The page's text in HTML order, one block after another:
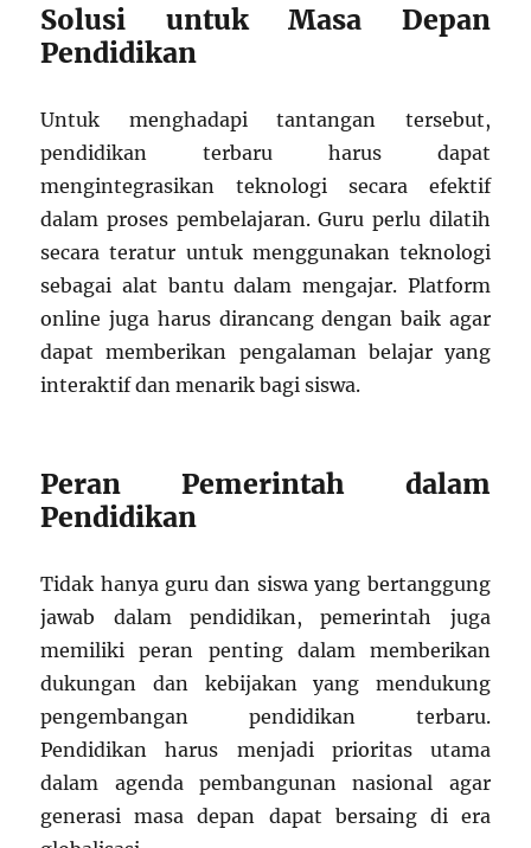
Solusi untuk Masa Depan
Pendidikan
Untuk menghadapi tantangan tersebut,
pendidikan terbaru harus dapat
mengintegrasikan teknologi secara efektif
dalam proses pembelajaran. Guru perlu dilatih
secara teratur untuk menggunakan teknologi
sebagai alat bantu dalam mengajar. Platform
online juga harus dirancang dengan baik agar
dapat memberikan pengalaman belajar yang
interaktif dan menarik bagi siswa.
Peran Pemerintah dalam
Pendidikan
Tidak hanya guru dan siswa yang bertanggung
jawab dalam pendidikan, pemerintah juga
memiliki peran penting dalam memberikan
dukungan dan kebijakan yang mendukung
pengembangan pendidikan terbaru.
Pendidikan harus menjadi prioritas utama
dalam agenda pembangunan nasional agar
generasi masa depan dapat bersaing di era